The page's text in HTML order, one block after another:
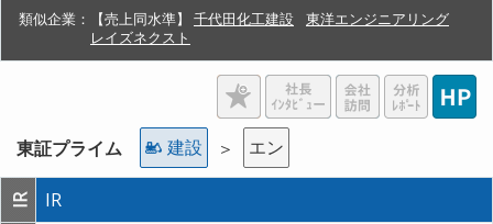
類似企業：
【売上同水準】 千代田化工建設
東洋エンジニアリング
レイズネクスト
東証プライム 建設 ＞ エン
IR IR